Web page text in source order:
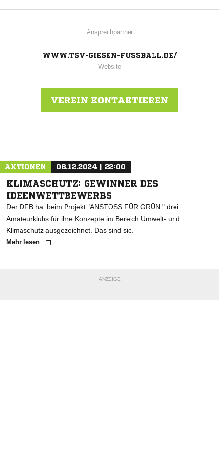
Ansprechpartner
WWW.TSV-GIESEN-FUSSBALL.DE/
Website
VEREIN KONTAKTIEREN
AKTIONEN 08.12.2024 | 22:00
KLIMASCHUTZ: GEWINNER DES
IDEENWETTBEWERBS
Der DFB hat beim Projekt "ANSTOSS FÜR GRÜN " drei
Amateurklubs für ihre Konzepte im Bereich Umwelt- und
Klimaschutz ausgezeichnet. Das sind sie.
Mehr lesen
ANZEIGE